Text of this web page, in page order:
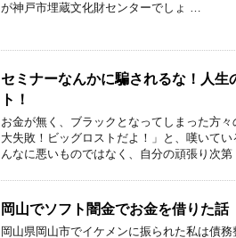
が神戸市埋蔵文化財センターでしょ …
セミナーなんかに騙されるな！人
ト！
お金が無く、ブラックとなってしまった方
大失敗！ビッグロストだよ！」と、嘆いて
んなに悪いものではなく、自分の頑張り次
岡山でソフト闇金でお金を借りた話
岡山県岡山市でイケメンに振られた私は債